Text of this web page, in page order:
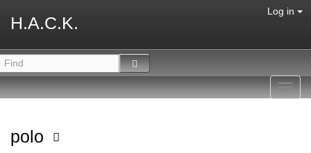
H.A.C.K.
Log in
polo